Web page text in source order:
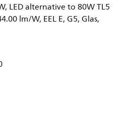
LED alternative to 80W TL5
lm/W, EEL E, G5, Glas,